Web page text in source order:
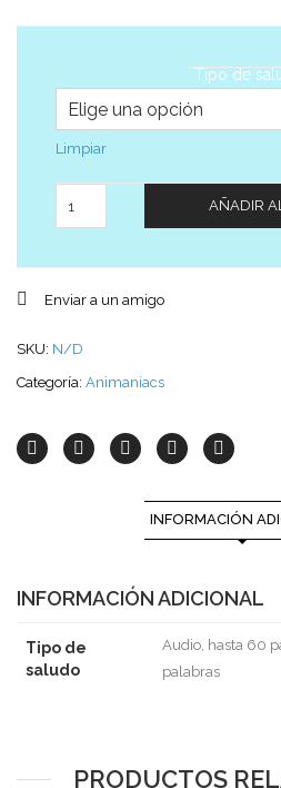
Tipo de
Limpiar
AÑADIR
Enviar a un amigo
SKU: N/D
Categoría: Animaniacs
INFORMACIÓN
INFORMACIÓN ADICIONAL
Tipo de
saludo
Audio, hasta 60
palabras
PRODUCTOS